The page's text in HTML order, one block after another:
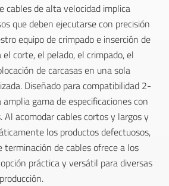
cables de alta velocidad implica
que deben ejecutarse con precisión
equipo de crimpado e inserción de
corte, el pelado, el crimpado, el
de carcasas en una sola
Diseñado para compatibilidad 2-
gama de especificaciones con
Al acomodar cables cortos y largos y
los productos defectuosos,
terminación de cables ofrece a los
práctica y versátil para diversas